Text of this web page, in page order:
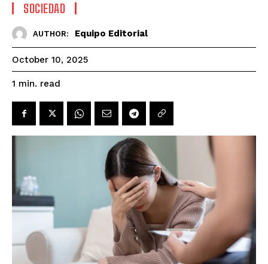
SOCIEDAD
AUTHOR: Equipo Editorial
October 10, 2025
1 min. read